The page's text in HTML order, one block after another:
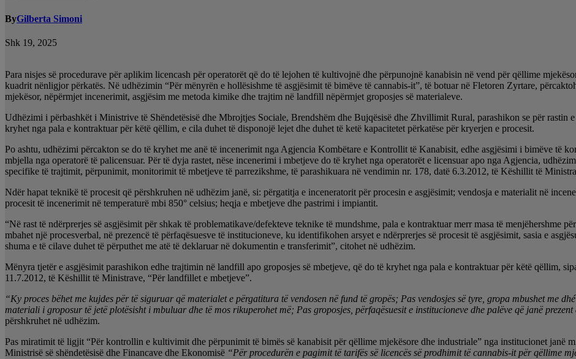
ByGilberta Simoni
Shk 19, 2025
Para nisjes së procedurave për aplikim licencash për operatorët që do të lejohen të kultivojnë dhe përpunojnë kanabisin në vend për qëllime
kuadrit nënligjor përkatës. Në udhëzimin “Për mënyrën e hollësishme të asgjësimit të bimëve të cannabis-it”, të botuar në Fletoren Zyrtare,
mjekësor, nëpërmjet incenerimit, asgjësim me metoda kimike dhe trajtim në landfill nëpërmjet groposjes së materialeve.
Udhëzimi i përbashkët i Ministrive të Shëndetësisë dhe Mbrojtjes Sociale, Brendshëm dhe Bujqësisë dhe Zhvillimit Rural, parashikon se për rastin
kryhet nga pala e kontraktuar për këtë qëllim, e cila duhet të disponojë lejet dhe duhet të ketë kapacitetet përkatëse për kryerjen e procesit.
Po ashtu, udhëzimi përcakton se do të kryhet me anë të incenerimit nga Agjencia Kombëtare e Kontrollit të Kanabisit, edhe asgjësimi i bimëve të
mbjella nga operatorë të palicensuar. Për të dyja rastet, nëse incenerimi i mbetjeve do të kryhet nga operatorët e licensuar apo nga Agjencia,
specifike të trajtimit, përpunimit, monitorimit të mbetjeve të parrezikshme, të parashikuara në vendimin nr. 178, datë 6.3.2012, të Këshillit të
Ndër hapat teknikë të procesit që përshkruhen në udhëzim janë, si: përgatitja e inceneratorit për procesin e asgjësimit; vendosja e materialit në
procesit të incenerimit në temperaturë mbi 850° celsius; heqja e mbetjeve dhe pastrimi i impiantit.
“Në rast të ndërprerjes së asgjësimit për shkak të problematikave/defekteve teknike të mundshme, pala e kontraktuar merr masa të menjëhershme
mbahet një procesverbal, në prezencë të përfaqësuesve të institucioneve, ku identifikohen arsyet e ndërprerjes së procesit të asgjësimit, sasia e
shuma e të cilave duhet të përputhet me atë të deklaruar në dokumentin e transferimit”, citohet në udhëzim.
Mënyra tjetër e asgjësimit parashikon edhe trajtimin në landfill apo groposjes së mbetjeve, që do të kryhet nga pala e kontraktuar për këtë qëllim,
11.7.2012, të Këshillit të Ministrave, “Për landfillet e mbetjeve”.
“Ky proces bëhet me kujdes për të siguruar që materialet e përgatitura të vendosen në fund të gropës; Pas vendosjes së tyre, gropa mbushet me
materiali i groposur të jetë plotësisht i mbuluar dhe të mos rikuperohet më; Pas groposjes, përfaqësuesit e institucioneve dhe palëve që janë
përshkruhet në udhëzim.
Pas miratimit të ligjit “Për kontrollin e kultivimit dhe përpunimit të bimës së kanabisit për qëllime mjekësore dhe industriale” nga institucionet janë
Ministrisë së shëndetësisë dhe Financave dhe Ekonomisë “Për procedurën e pagimit të tarifës së licencës së prodhimit të cannabis-it për qëllime